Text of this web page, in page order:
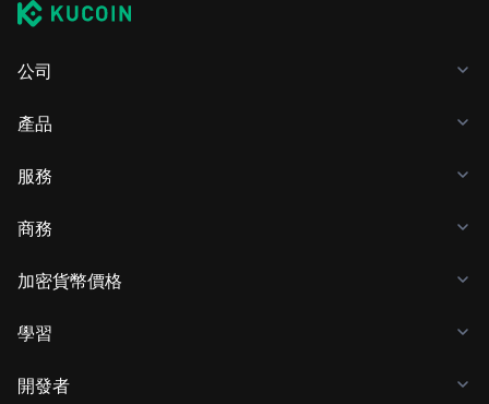
公司
產品
服務
商務
加密貨幣價格
學習
開發者